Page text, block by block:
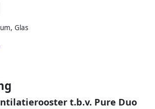
, Glas
t.b.v. Pure Duo